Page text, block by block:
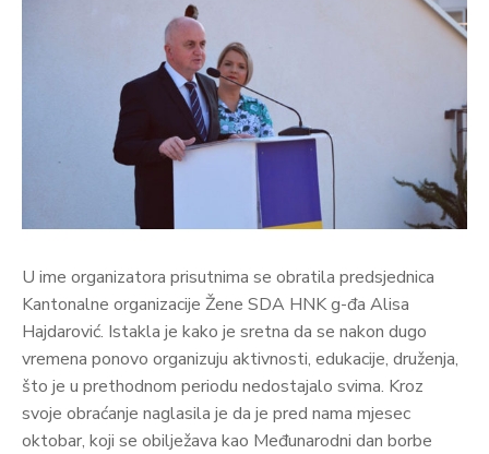
U ime organizatora prisutnima se obratila predsjednica
Kantonalne organizacije Žene SDA HNK g-đa Alisa
Hajdarović. Istakla je kako je sretna da se nakon dugo
vremena ponovo organizuju aktivnosti, edukacije, druženja,
što je u prethodnom periodu nedostajalo svima. Kroz
svoje obraćanje naglasila je da je pred nama mjesec
oktobar, koji se obilježava kao Međunarodni dan borbe